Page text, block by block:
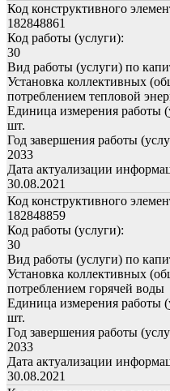
Код конструктивного
182848861
Код работы (услуги):
30
Вид работы (услуги) по
Установка коллективных
потреблением тепловой
Единица измерения работы
шт.
Год завершения работы
2033
Дата актуализации
30.08.2021
Код конструктивного
182848859
Код работы (услуги):
30
Вид работы (услуги) по
Установка коллективных
потреблением горячей воды
Единица измерения работы
шт.
Год завершения работы
2033
Дата актуализации
30.08.2021